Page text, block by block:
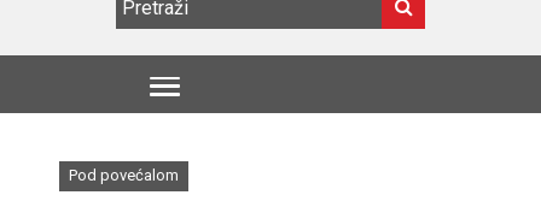
Pod povećalom